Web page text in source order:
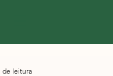
de leitura